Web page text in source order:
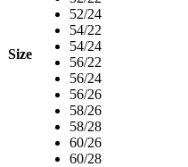
Size
52/24
54/22
54/24
56/22
56/24
56/26
58/26
58/28
60/26
60/28